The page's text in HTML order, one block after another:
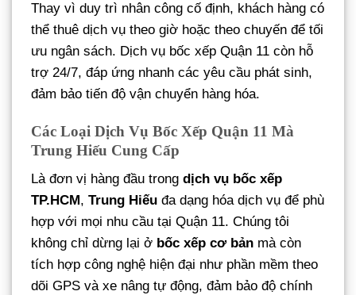
Thay vì duy trì nhân công cố định, khách hàng có
thể thuê dịch vụ theo giờ hoặc theo chuyến để tối
ưu ngân sách. Dịch vụ bốc xếp Quận 11 còn hỗ
trợ 24/7, đáp ứng nhanh các yêu cầu phát sinh,
đảm bảo tiến độ vận chuyển hàng hóa.
Các Loại Dịch Vụ Bốc Xếp Quận 11 Mà
Trung Hiếu Cung Cấp
Là đơn vị hàng đầu trong dịch vụ bốc xếp
TP.HCM, Trung Hiếu đa dạng hóa dịch vụ để phù
hợp với mọi nhu cầu tại Quận 11. Chúng tôi
không chỉ dừng lại ở bốc xếp cơ bản mà còn
tích hợp công nghệ hiện đại như phần mềm theo
dõi GPS và xe nâng tự động, đảm bảo độ chính